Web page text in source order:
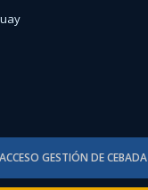
ACCESO GESTIÓN DE CEBADA